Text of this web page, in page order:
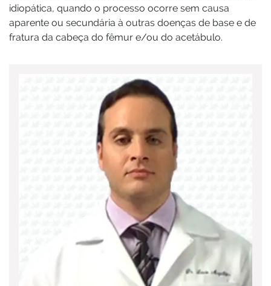
idiopática, quando o processo ocorre sem causa
aparente ou secundária à outras doenças de base e de
fratura da cabeça do fêmur e/ou do acetábulo.